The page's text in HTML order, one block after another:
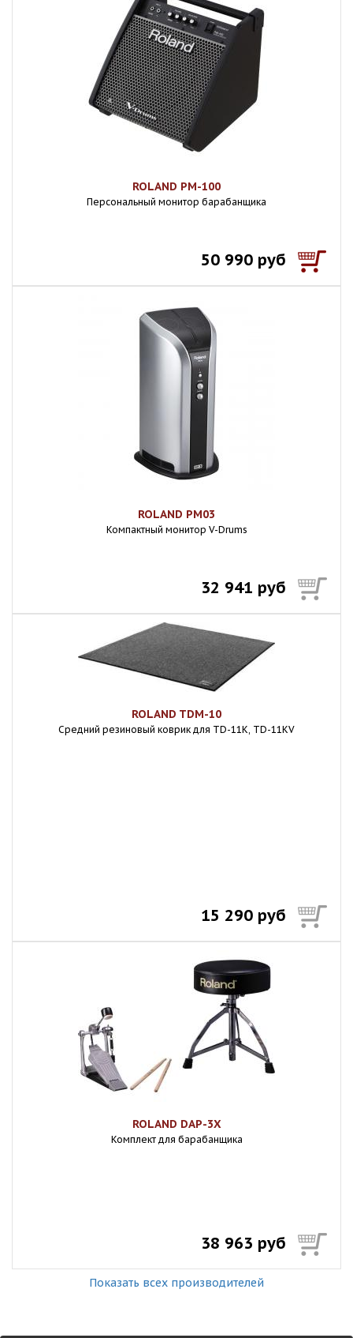
ROLAND PM-100
Персональный монитор барабанщика
50 990 руб
ROLAND PM03
Компактный монитор V-Drums
32 941 руб
ROLAND TDM-10
Средний резиновый коврик для TD-11K, TD-11KV
15 290 руб
ROLAND DAP-3X
Комплект для барабанщика
38 963 руб
Показать всех производителей